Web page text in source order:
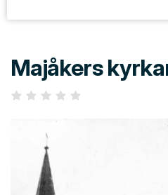
Majåkers